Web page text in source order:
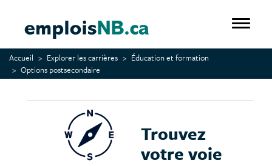
contenu
principal
Accueil Explorer les carrières
Éducation et formation
Options postsecondaire
Trouvez
votre voie